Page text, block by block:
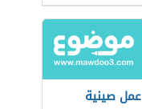
المفرومة
عمل صينية